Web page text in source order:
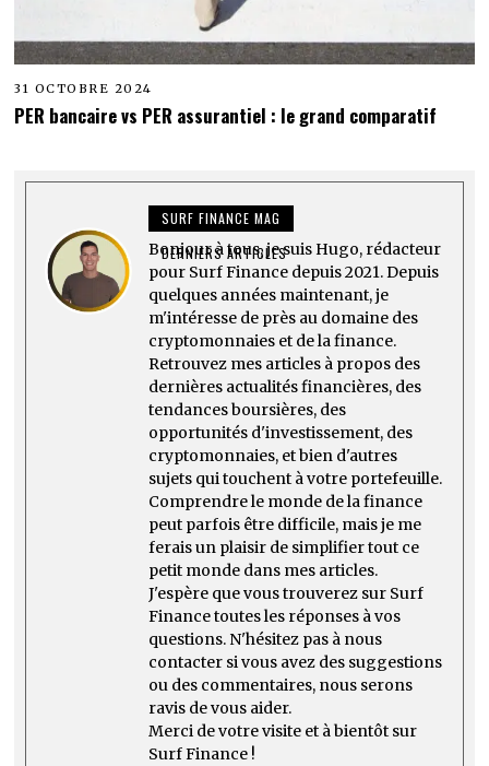
31 OCTOBRE 2024
PER bancaire vs PER assurantiel : le grand comparatif
SURF FINANCE MAG
DERNIERS ARTICLES
Bonjour à tous, je suis Hugo, rédacteur
pour Surf Finance depuis 2021. Depuis
quelques années maintenant, je
m'intéresse de près au domaine des
cryptomonnaies et de la finance.
Retrouvez mes articles à propos des
dernières actualités financières, des
tendances boursières, des
opportunités d'investissement, des
cryptomonnaies, et bien d'autres
sujets qui touchent à votre portefeuille.
Comprendre le monde de la finance
peut parfois être difficile, mais je me
ferais un plaisir de simplifier tout ce
petit monde dans mes articles.
J'espère que vous trouverez sur Surf
Finance toutes les réponses à vos
questions. N'hésitez pas à nous
contacter si vous avez des suggestions
ou des commentaires, nous serons
ravis de vous aider.
Merci de votre visite et à bientôt sur
Surf Finance !